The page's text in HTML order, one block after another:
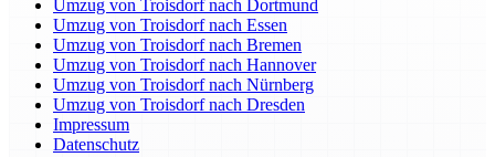
Umzug von Troisdorf nach Dortmund
Umzug von Troisdorf nach Essen
Umzug von Troisdorf nach Bremen
Umzug von Troisdorf nach Hannover
Umzug von Troisdorf nach Nürnberg
Umzug von Troisdorf nach Dresden
Impressum
Datenschutz